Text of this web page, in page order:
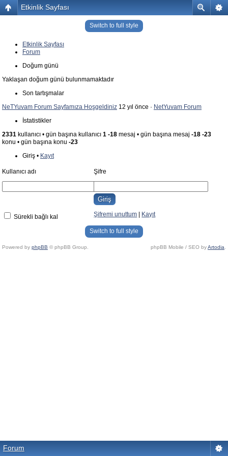
Etkinlik Sayfası
Switch to full style
Etkinlik Sayfası
Forum
Doğum günü
Yaklaşan doğum günü bulunmamaktadır
Son tartışmalar
NeTYuvam Forum Sayfamıza Hoşgeldiniz 12 yıl önce · NetYuvam Forum
İstatistikler
2331 kullanıcı • gün başına kullanıcı 1 -18 mesaj • gün başına mesaj -18 -23
konu • gün başına konu -23
Giriş • Kayıt
Kullanıcı adı Şifre
Sürekli bağlı kal Şifremi unuttum Kayıt
Switch to full style
Powered by phpBB © phpBB Group. phpBB Mobile / SEO byArtodia
Forum